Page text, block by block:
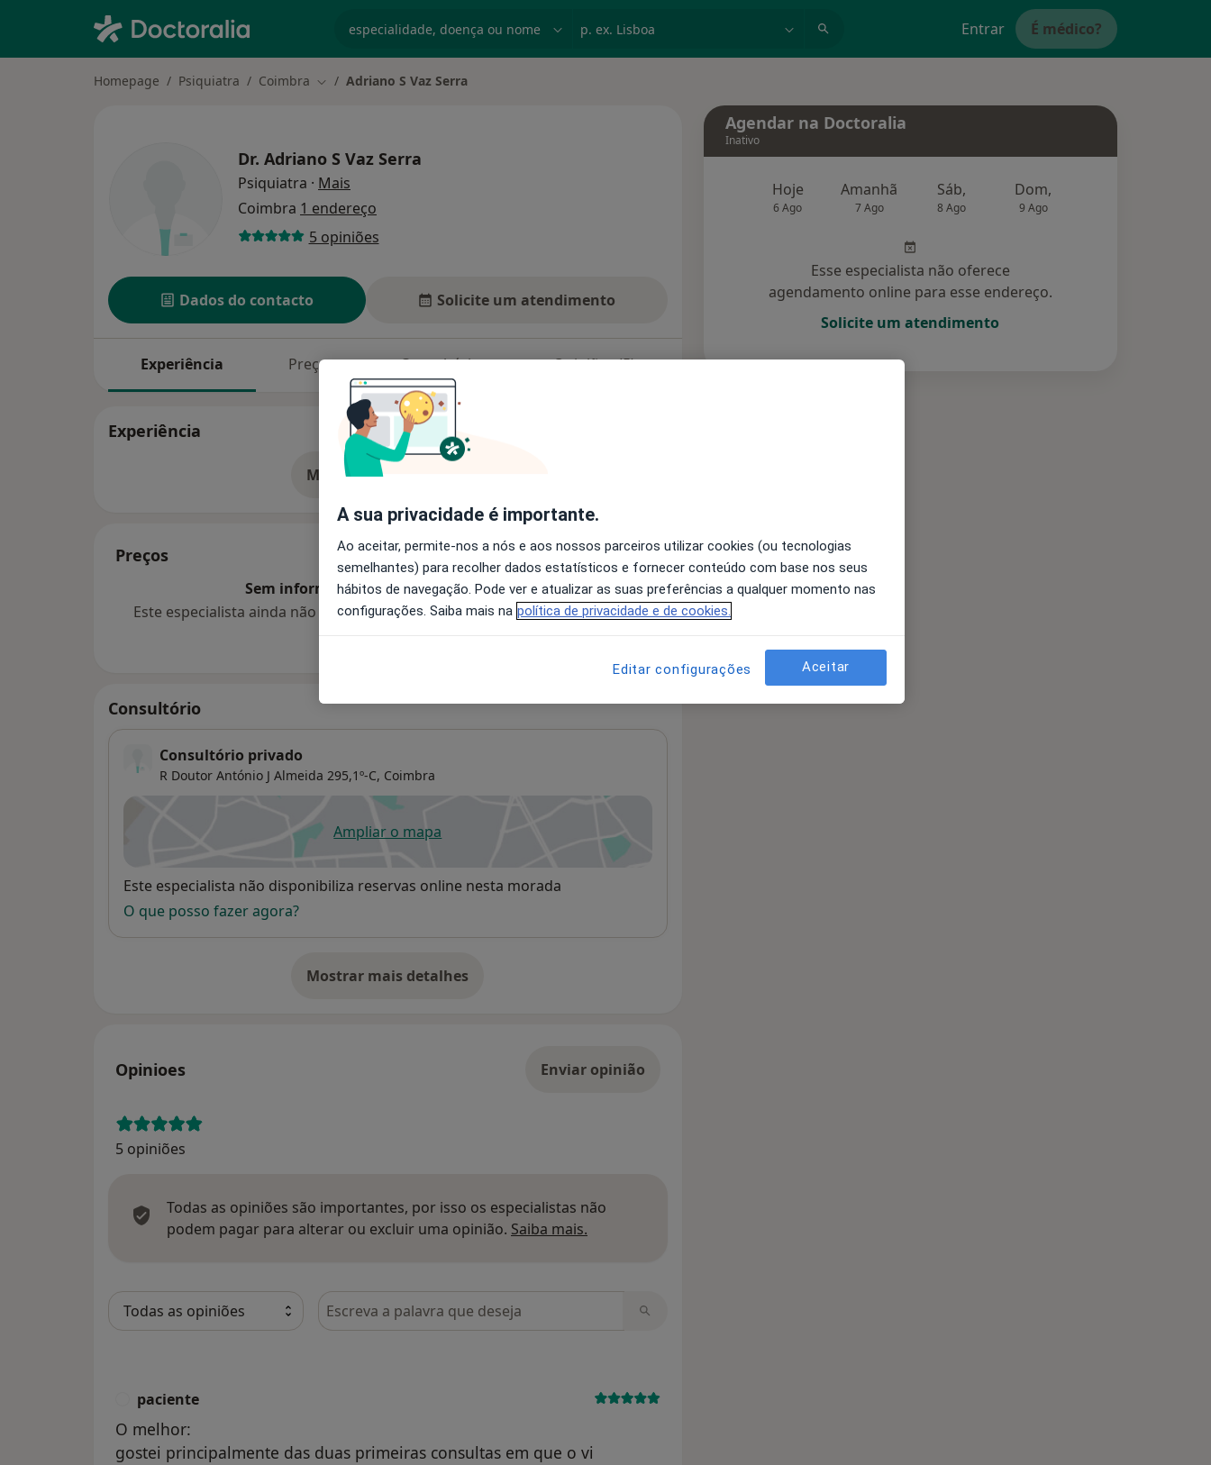
Entrar É médico?
Homepage Psiquiatra Coimbra Mudar de cidade
Adriano S Vaz Serra
Dr. Adriano S Vaz Serra
Psiquiatra · Mais
Coimbra 1 endereço
5 opiniões
Dados do contacto Solicite um atendimento
Experiência Preços Consultórios Opiniões (5)
Experiência
Mostrar mais detalhes
Preços
Sem informação sobre serviços e preços
Este especialista ainda não adicionou nenhuma informação sobre serviços
Consultório
Consultório privado
R Doutor António J Almeida 295,1º-C, Coimbra
Ampliar o mapaabre num novo separador
Disponibilidade
Este especialista não disponibiliza reservas online nesta morada
O que posso fazer agora?
Mostrar mais detalhes
sobre o endereço
Opinioes Enviar opinião
5 opiniões
Todas as opiniões são importantes, por isso os especialistas não
podem pagar para alterar ou excluir uma opinião. Saiba mais.
Pesquisar em opiniões
paciente
O melhor:
gostei principalmente das duas primeiras consultas em que o vi
Agendar na Doctoralia
Inativo
Hoje
6 Ago
Amanhã
7 Ago
Sáb,
8 Ago
Dom,
9 Ago
Esse especialista não oferece
agendamento online para esse endereço.
Solicite um atendimento
A sua privacidade é importante.
Ao aceitar, permite-nos a nós e aos nossos parceiros utilizar cookies (ou tecnologias
semelhantes) para recolher dados estatísticos e fornecer conteúdo com base nos seus
hábitos de navegação. Pode ver e atualizar as suas preferências a qualquer momento nas
configurações. Saiba mais na política de privacidade e de cookies.
Editar configurações Aceitar